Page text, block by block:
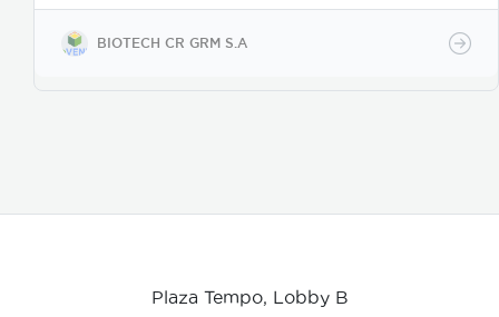
contacto, se adhiere a las masas de huevos, forma
apresorios con hifas que ingresan a través de los
poros de la vitelina, posteriormente prolifera en los
BIOTECH CR GRM S.A
Plaza Tempo, Lobby B